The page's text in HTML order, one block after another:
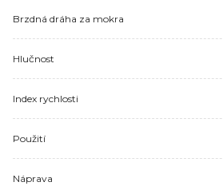
Brzdná dráha za mokra
Hlučnost
Index rychlosti
Použití
Náprava